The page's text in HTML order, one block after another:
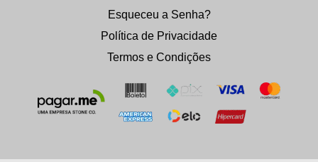
Esqueceu a Senha?
Política de Privacidade
Termos e Condições